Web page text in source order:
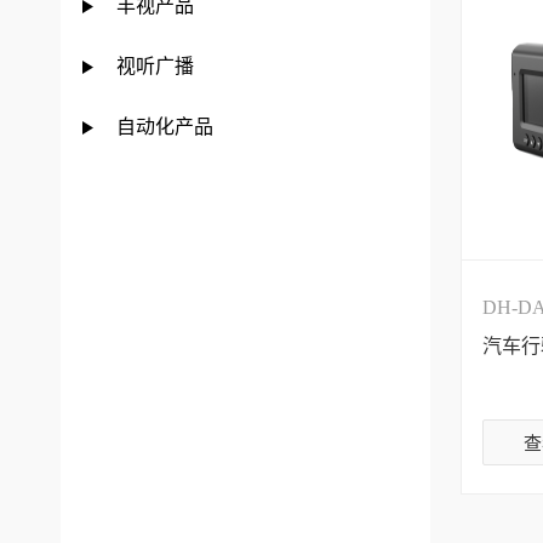
丰视产品
视听广播
自动化产品
DH-
汽车